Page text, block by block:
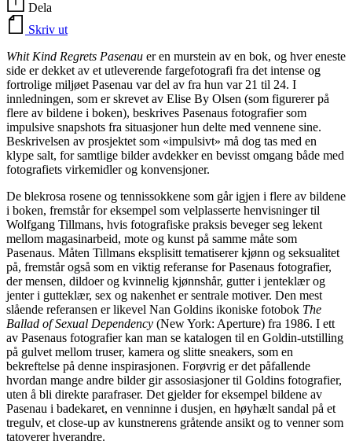
Dela
Skriv ut
Whit Kind Regrets Pasenau er en murstein av en bok, og hver eneste
side er dekket av et utleverende fargefotografi fra det intense og
fortrolige miljøet Pasenau var del av fra hun var 21 til 24. I
innledningen, som er skrevet av Elise By Olsen (som figurerer på
flere av bildene i boken), beskrives Pasenaus fotografier som
impulsive snapshots fra situasjoner hun delte med vennene sine.
Beskrivelsen av prosjektet som «impulsivt» må dog tas med en
klype salt, for samtlige bilder avdekker en bevisst omgang både med
fotografiets virkemidler og konvensjoner.
De blekrosa rosene og tennissokkene som går igjen i flere av bildene
i boken, fremstår for eksempel som velplasserte henvisninger til
Wolfgang Tillmans, hvis fotografiske praksis beveger seg lekent
mellom magasinarbeid, mote og kunst på samme måte som
Pasenaus. Måten Tillmans eksplisitt tematiserer kjønn og seksualitet
på, fremstår også som en viktig referanse for Pasenaus fotografier,
der mensen, dildoer og kvinnelig kjønnshår, gutter i jenteklær og
jenter i gutteklær, sex og nakenhet er sentrale motiver. Den mest
slående referansen er likevel Nan Goldins ikoniske fotobok The
Ballad of Sexual Dependency (New York: Aperture) fra 1986. I ett
av Pasenaus fotografier kan man se katalogen til en Goldin-utstilling
på gulvet mellom truser, kamera og slitte sneakers, som en
bekreftelse på denne inspirasjonen. Forøvrig er det påfallende
hvordan mange andre bilder gir assosiasjoner til Goldins fotografier,
uten å bli direkte parafraser. Det gjelder for eksempel bildene av
Pasenau i badekaret, en venninne i dusjen, en høyhælt sandal på et
tregulv, et close-up av kunstnerens gråtende ansikt og to venner som
tatoverer hverandre.